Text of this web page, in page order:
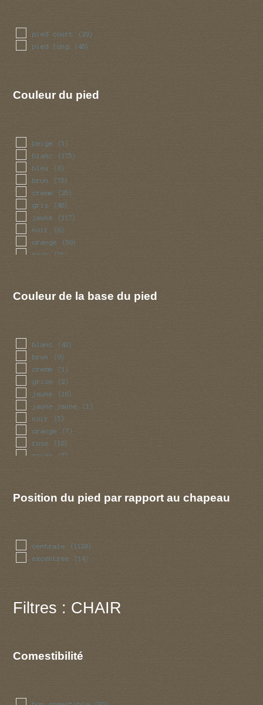
pied court (29)
pied long (46)
Couleur du pied
beige (1)
blanc (175)
bleu (3)
brun (78)
creme (25)
gris (48)
jaune (117)
noir (6)
orange (59)
rose (21)
violet (9)
Couleur de la base du pied
blanc (43)
brun (9)
creme (1)
grise (2)
jaune (16)
jaune jaune (1)
noir (5)
orange (7)
rose (10)
rouge (7)
Position du pied par rapport au chapeau
centrale (1120)
excentree (14)
Filtres : CHAIR
Comestibilité